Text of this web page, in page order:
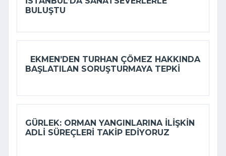
BULUŞTU
EKMEN’DEN TURHAN ÇÖMEZ HAKKINDA
BAŞLATILAN SORUŞTURMAYA TEPKI
GÜRLEK: ORMAN YANGINLARINA ILIŞKIN
ADLI SÜREÇLERI TAKIP EDIYORUZ